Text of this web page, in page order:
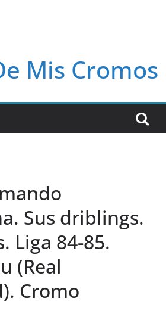
Mis Cromos
Sus driblings.
Liga 84-85.
(Real
Cromo